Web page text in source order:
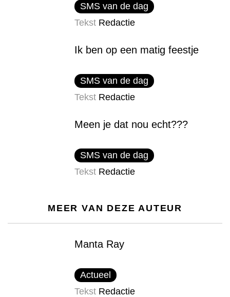
SMS van de dag
Tekst Redactie
Ik ben op een matig feestje
SMS van de dag
Tekst Redactie
Meen je dat nou echt???
SMS van de dag
Tekst Redactie
MEER VAN DEZE AUTEUR
Manta Ray
Actueel
Tekst Redactie